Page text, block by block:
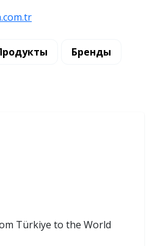
Бренды
Türkiye to the World